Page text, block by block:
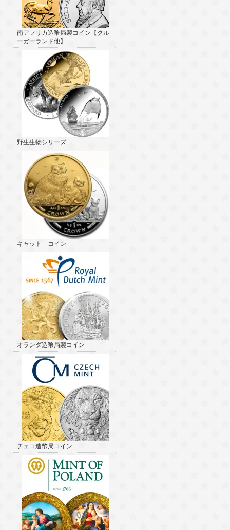
南アフリカ造幣局製コイン【クル
ーガーランド他】
野生生物シリーズ
キャット コイン
オランダ造幣局製コイン
チェコ造幣局コイン